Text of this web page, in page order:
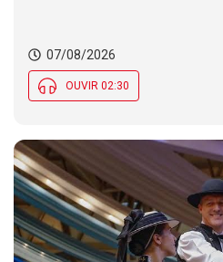
07/08/2026
OUVIR 02:30